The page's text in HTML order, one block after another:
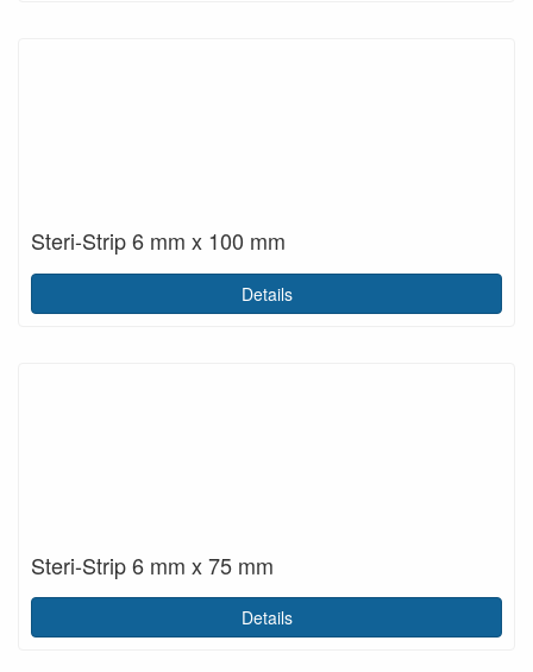
Steri-Strip 6 mm x 100 mm
Details
Steri-Strip 6 mm x 75 mm
Details